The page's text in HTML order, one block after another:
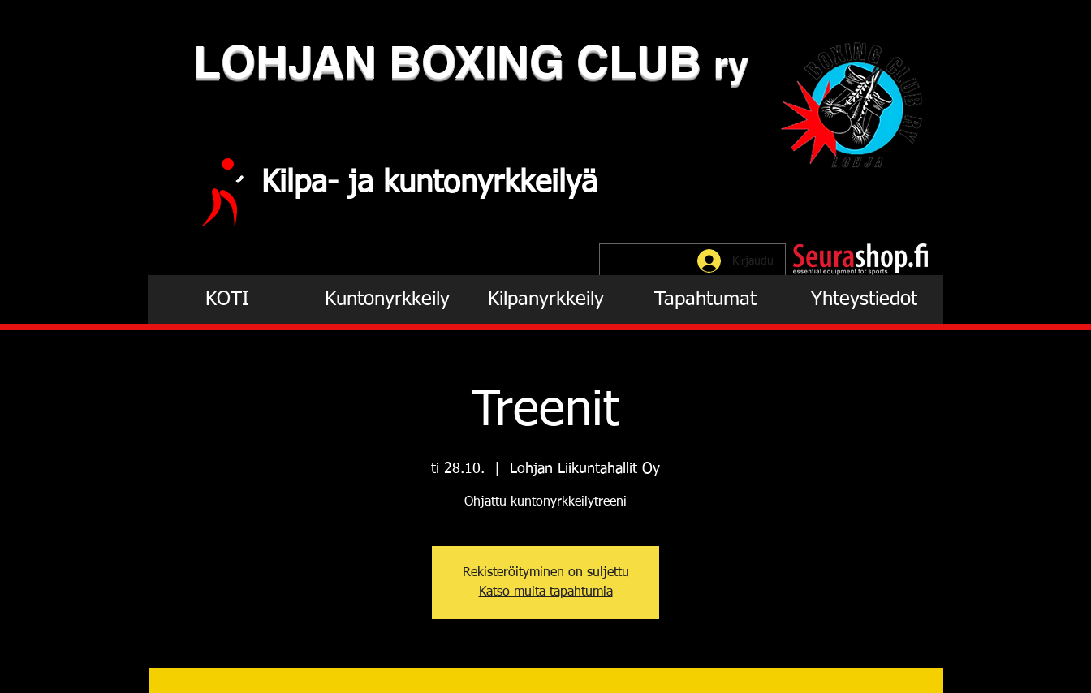
LOHJAN ​BOXING CLUB ry
Kilpa- ja kuntonyrkkeilyä
Kirjaudu
KOTI Kuntonyrkkeily Kilpanyrkkeily Tapahtumat Yhteystiedot
Treenit
ti 28.10. Lohjan Liikuntahallit Oy
Ohjattu kuntonyrkkeilytreeni
Rekisteröityminen on suljettu
Katso muita tapahtumia